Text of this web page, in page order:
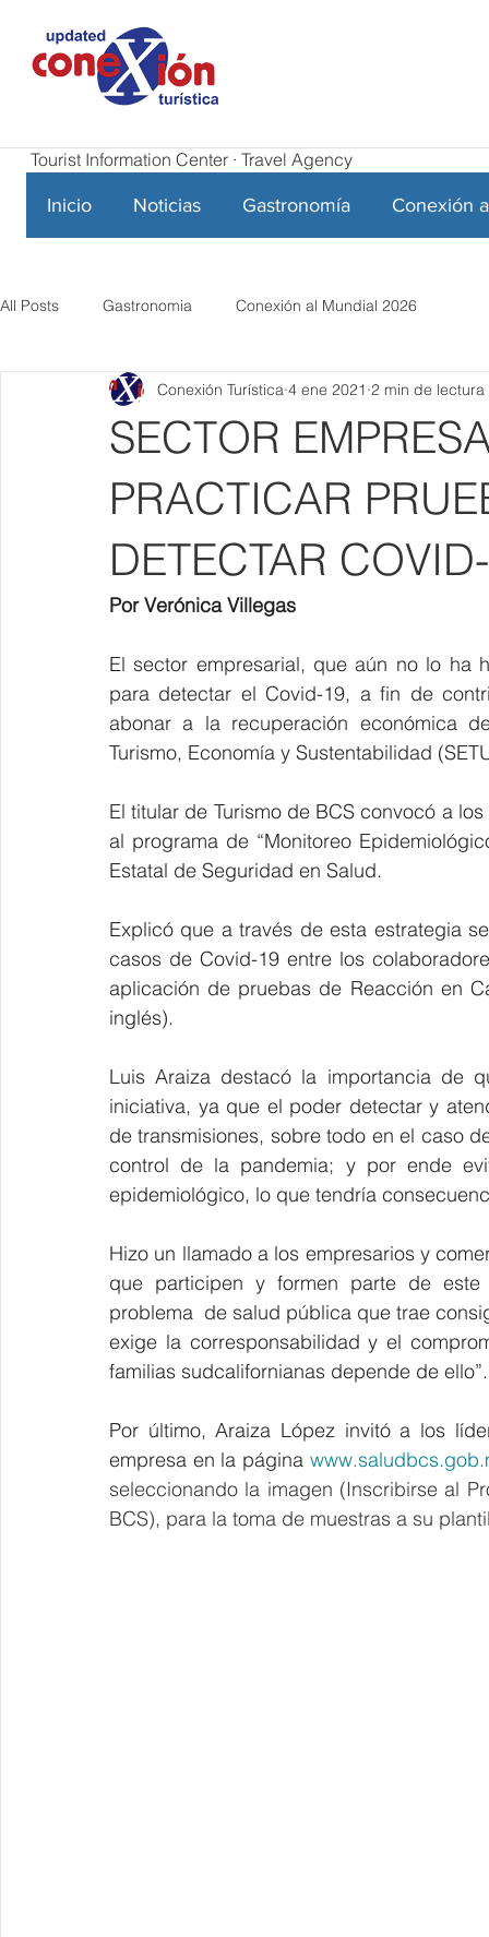
Tourist Information Center · Travel Agency
Inicio Noticias Gastronomía Conexión
All Posts Gastronomia Conexión al Mundial 2026
SECTOR
PRACTICAR
DETECTAR
Conexión Turística 4 ene 2021 2 min de lectura
Por Verónica Villegas
El sector empresarial, que aún no lo ha
para detectar el Covid-19, a fin de
abonar a la recuperación económica
Turismo, Economía y Sustentabilidad
El titular de Turismo de BCS convocó a
al programa de “Monitoreo
Estatal de Seguridad en Salud.
Explicó que a través de esta estrategia
casos de Covid-19 entre los
aplicación de pruebas de Reacción en
inglés).
Luis Araiza destacó la importancia de
iniciativa, ya que el poder detectar y
de transmisiones, sobre todo en el caso
control de la pandemia; y por ende
epidemiológico, lo que tendría
Hizo un llamado a los empresarios y
que participen y formen parte de
problema  de salud pública que trae
exige la corresponsabilidad y el
familias sudcalifornianas depende de ello”.
Por último, Araiza López invitó a los
empresa en la página
seleccionando la imagen (Inscribirse al
BCS), para la toma de muestras a su